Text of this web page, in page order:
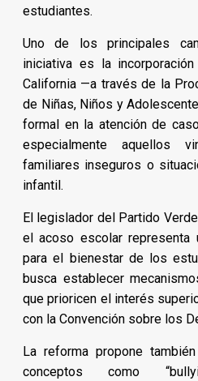
estudiantes.
Uno de los principales
iniciativa es la
California —a través de la
de Niñas, Niños y
formal en la atención de
especialmente aquellos
familiares inseguros o
infantil.
El legislador del Partido
el acoso escolar representa
para el bienestar de los
busca establecer
que prioricen el interés
con la Convención sobre los
La reforma propone
conceptos como